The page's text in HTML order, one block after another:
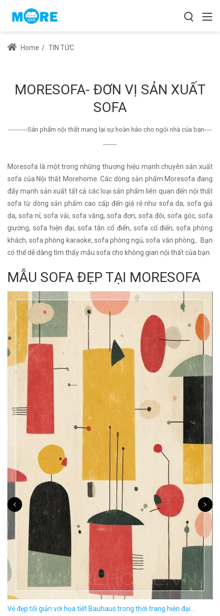
Home / TIN TỨC
MORESOFA- ĐƠN VỊ SẢN XUẤT
SOFA
----------Sản phẩm nội thất mang lại sự hoàn hảo cho ngôi nhà của bạn----
-------
Moresofa là một trong những thương hiệu mạnh chuyên sản xuất
sofa của Nội thất Morehome. Các dòng sản phẩm Moresofa đang
đẩy mạnh sản xuất tất cả các loại sản phẩm liên quan đến nội thất
sofa từ dòng sản phẩm cao cấp đến giá rẻ như sofa da, sofa giả
da, sofa nỉ, sofa vải, sofa văng, sofa đơn, sofa đôi, sofa góc, sofa
giường, sofa hiện đại, sofa tân cổ điển, sofa cổ điển, sofa phòng
khách, sofa phòng karaoke, sofa phòng ngủ, sofa văn phòng,.. Bạn
có thể dễ dàng tìm thấy mẫu sofa cho không gian nội thất của bạn.
MẪU SOFA ĐẸP TẠI MORESOFA
Không gian làm việc hiện đại với phong cách tối giản...